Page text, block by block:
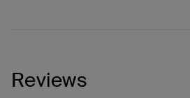
Reviews